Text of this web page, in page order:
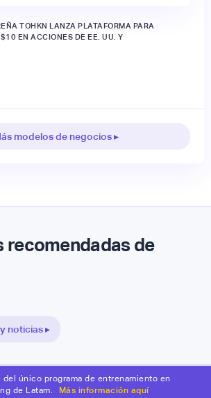
TOHKN LANZA PLATAFORMA PARA
EN ACCIONES DE EE. UU. Y
modelos de negocios ▸
de
noticias ▸
del único programa de entrenamiento en
de Latam.
Más información aquí